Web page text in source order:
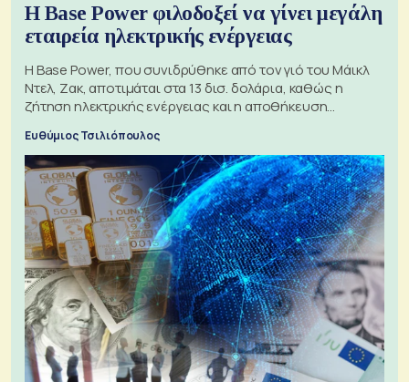
Η Base Power φιλοδοξεί να γίνει μεγάλη
εταιρεία ηλεκτρικής ενέργειας
Η Base Power, που συνιδρύθηκε από τον γιό του Μάικλ
Ντελ, Ζακ, αποτιμάται στα 13 δισ. δολάρια, καθώς η
ζήτηση ηλεκτρικής ενέργειας και η αποθήκευση
Ευθύμιος Τσιλιόπουλος